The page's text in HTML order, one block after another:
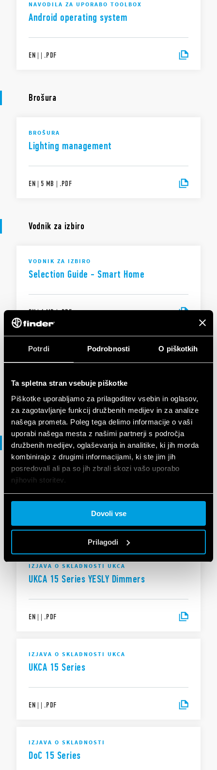
Potrdi Podrobnosti O piškotkih
Ta spletna stran vsebuje piškotke
Piškotke uporabljamo za prilagoditev vsebin in oglasov,
za zagotavljanje funkcij družbenih medijev in za analize
našega prometa. Poleg tega delimo informacije o vaši
uporabi našega mesta z našimi partnerji s področja
družbenih medijev, oglaševanja in analitike, ki jih morda
kombinirajo z drugimi informacijami, ki ste jim jih
posredovali ali pa so jih zbrali skozi vašo uporabo
njihovih storitev.
Cookie policy.
Dovoli vse
Prilagodi
NAVODILA ZA UPORABO TOOLBOX
Android operating system
EN | | .PDF
Brošura
BROŠURA
Lighting management
EN | 5 MB | .PDF
Vodnik za izbiro
VODNIK ZA IZBIRO
Selection Guide - Smart Home
EN|6 MB| .PDF
VODNIK ZA IZBIRO
Selection Guide - Dimmers
EN| .PDF
Izjava o skladnosti
IZJAVA O SKLADNOSTI
DoC Type 15.21.x.xxx.B, 15.71
EN|| .PDF
IZJAVA O SKLADNOSTI UKCA
UKCA 15 Series YESLY Dimmers
EN | | .PDF
IZJAVA O SKLADNOSTI UKCA
UKCA 15 Series
EN | | .PDF
IZJAVA O SKLADNOSTI
DoC 15 Series